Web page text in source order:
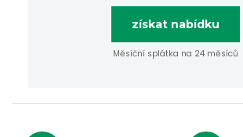
získat nabídku
Měsíční splátka na 24 měsíců